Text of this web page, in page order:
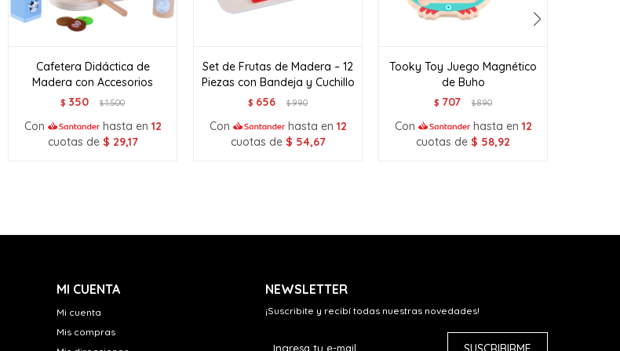
Cafetera Didáctica de
Madera con Accesorios
$ 350 $1.500
Con hasta en 12
cuotas de $ 29,17
Set de Frutas de Madera – 12
Piezas con Bandeja y Cuchillo
$ 656 $990
Con hasta en 12
cuotas de $ 54,67
Tooky Toy Juego Magnético
de Buho
$ 707 $890
Con hasta en 12
cuotas de $ 58,92
MI CUENTA
Mi cuenta
Mis compras
NEWSLETTER
¡Suscribite y recibí todas nuestras novedades!